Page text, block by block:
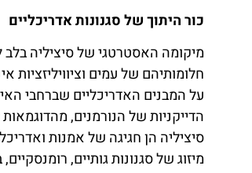
כור היתוך של סגנונות אדריכליים
מיקומה האסטרטגי של סיציליה
חלומותיהם של עמים
על המבנים האדריכליים שברחבי
הדייקניות של הנורמנים,
סיציליה הן חגיגה של אמנות
מיזוג של סגנונות גותיים,